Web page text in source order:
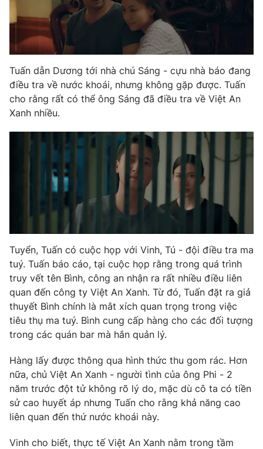
Tuấn dẫn Dương tới nhà chú Sáng - cựu nhà báo đang
điều tra về nước khoái, nhưng không gặp được. Tuấn
cho rằng rất có thể ông Sáng đã điều tra về Việt An
Xanh nhiều.
Tuyển, Tuấn có cuộc họp với Vinh, Tú - đội điều tra ma
tuý. Tuấn báo cáo, tại cuộc họp rằng trong quá trình
truy vết tên Bình, công an nhận ra rất nhiều điều liên
quan đến công ty Việt An Xanh. Từ đó, Tuấn đặt ra giả
thuyết Bình chính là mắt xích quan trọng trong việc
tiêu thụ ma tuý. Bình cung cấp hàng cho các đối tượng
trong các quán bar mà hắn quản lý.
Hàng lấy được thông qua hình thức thu gom rác. Hơn
nữa, chủ Việt An Xanh - người tình của ông Phi - 2
năm trước đột tử không rõ lý do, mặc dù cô ta có tiền
sử cao huyết áp nhưng Tuấn cho rằng khả năng cao
liên quan đến thứ nước khoái này.
Vinh cho biết, thực tế Việt An Xanh nằm trong tầm